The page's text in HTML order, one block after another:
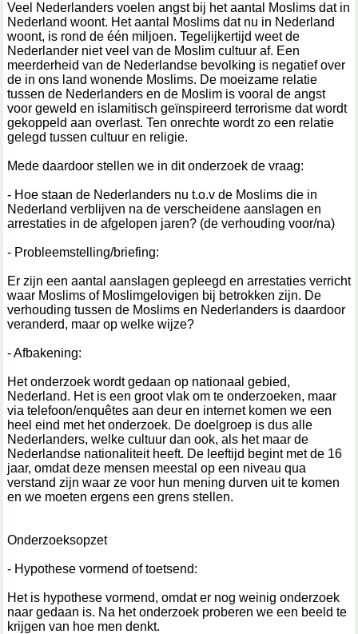
Veel Nederlanders voelen angst bij het aantal Moslims dat in
Nederland woont. Het aantal Moslims dat nu in Nederland
woont, is rond de één miljoen. Tegelijkertijd weet de
Nederlander niet veel van de Moslim cultuur af. Een
meerderheid van de Nederlandse bevolking is negatief over
de in ons land wonende Moslims. De moeizame relatie
tussen de Nederlanders en de Moslim is vooral de angst
voor geweld en islamitisch geïnspireerd terrorisme dat wordt
gekoppeld aan overlast. Ten onrechte wordt zo een relatie
gelegd tussen cultuur en religie.
Mede daardoor stellen we in dit onderzoek de vraag:
- Hoe staan de Nederlanders nu t.o.v de Moslims die in
Nederland verblijven na de verscheidene aanslagen en
arrestaties in de afgelopen jaren? (de verhouding voor/na)
- Probleemstelling/briefing:
Er zijn een aantal aanslagen gepleegd en arrestaties verricht
waar Moslims of Moslimgelovigen bij betrokken zijn. De
verhouding tussen de Moslims en Nederlanders is daardoor
veranderd, maar op welke wijze?
- Afbakening:
Het onderzoek wordt gedaan op nationaal gebied,
Nederland. Het is een groot vlak om te onderzoeken, maar
via telefoon/enquêtes aan deur en internet komen we een
heel eind met het onderzoek. De doelgroep is dus alle
Nederlanders, welke cultuur dan ook, als het maar de
Nederlandse nationaliteit heeft. De leeftijd begint met de 16
jaar, omdat deze mensen meestal op een niveau qua
verstand zijn waar ze voor hun mening durven uit te komen
en we moeten ergens een grens stellen.
Onderzoeksopzet
- Hypothese vormend of toetsend:
Het is hypothese vormend, omdat er nog weinig onderzoek
naar gedaan is. Na het onderzoek proberen we een beeld te
krijgen van hoe men denkt.